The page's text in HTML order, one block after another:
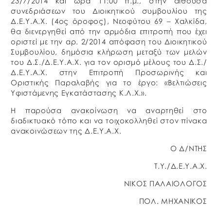
συνεδριάσεων του Διοικητικού συμβουλίου της
Δ.Ε.Υ.Α.Χ. (4ος όροφος), Νεοφύτου 69 – Χαλκίδα,
θα διενεργηθεί από την αρμόδια επιτροπή που έχει
οριστεί με την αρ. 2/2014 απόφαση του Διοικητικού
Συμβουλίου, δημόσια κλήρωση μεταξύ των μελών
του Δ.Σ./Δ.Ε.Υ.Α.Χ. για τον ορισμό μέλους του Δ.Σ./
Δ.Ε.Υ.Α.Χ. στην Επιτροπή Προσωρινής και
Οριστικής Παραλαβής για το έργο: «Βελτιώσεις
Υφιστάμενης Εγκατάστασης Κ.Λ.Χ.».
Η παρούσα ανακοίνωση να αναρτηθεί στο
διαδικτυακό τόπο και να τοιχοκολληθεί στον πίνακα
ανακοινώσεων της Δ.Ε.Υ.Α.Χ.
Ο Δ/ΝΤΗΣ
Τ.Υ./Δ.Ε.Υ.Α.Χ.
ΝΙΚΟΣ ΠΑΛΑΙΟΛΟΓΟΣ
ΠΟΛ. ΜΗΧΑΝΙΚΟΣ